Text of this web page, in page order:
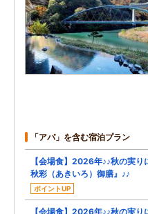
「アパ」を含む宿泊プラン
【会場食】2026年♪♪秋の実り
秋彩（あきいろ）御膳』♪♪
ポイントUP
【会場食】2026年♪♪秋の実り